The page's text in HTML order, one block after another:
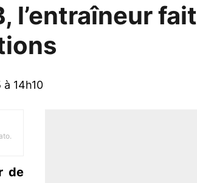
l’entraîneur fait
à 14h10
de